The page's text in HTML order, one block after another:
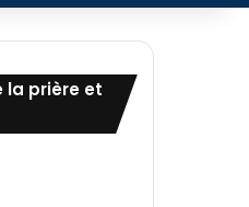
la prière et